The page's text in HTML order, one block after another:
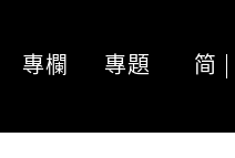
專欄 專題 简